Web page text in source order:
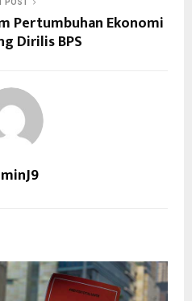
Pertumbuhan Ekonomi
Dirilis BPS